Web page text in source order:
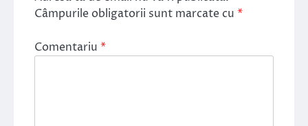
Câmpurile obligatorii sunt marcate cu *
Comentariu *